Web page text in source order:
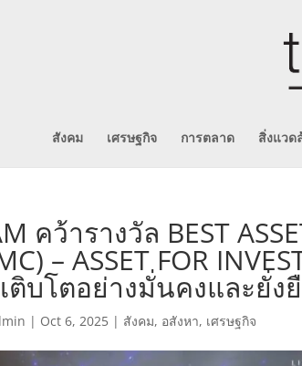
สังคม เศรษฐกิจ การตลาด สิ่งแวด
คว้ารางวัล BEST
– ASSET FOR
ติบโตอย่างมั่นคงและยั่ง
| Oct 6, 2025 | สังคม, อสังหา, เศรษฐกิจ